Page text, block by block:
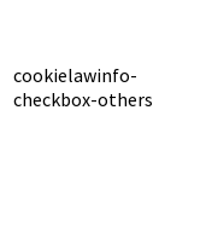
cookielawinfo-
checkbox-others